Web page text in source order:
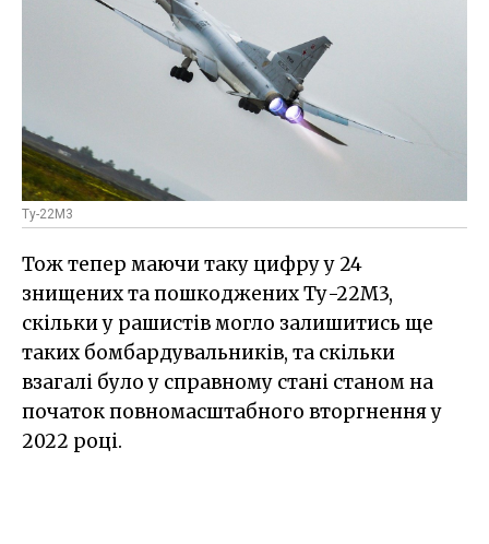
Ту-22М3
Тож тепер маючи таку цифру у 24
знищених та пошкоджених Ту-22М3,
скільки у рашистів могло залишитись ще
таких бомбардувальників, та скільки
взагалі було у справному стані станом на
початок повномасштабного вторгнення у
2022 році.